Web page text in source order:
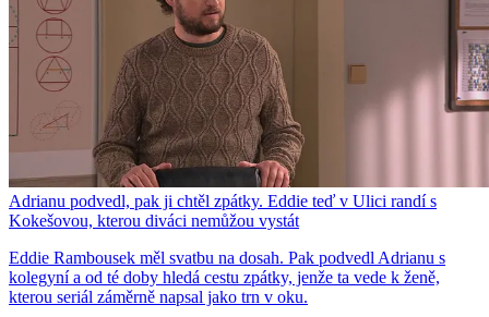
Adrianu podvedl, pak ji chtěl zpátky. Eddie teď v Ulici randí s
Kokešovou, kterou diváci nemůžou vystát
Eddie Rambousek měl svatbu na dosah. Pak podvedl Adrianu s
kolegyní a od té doby hledá cestu zpátky, jenže ta vede k ženě,
kterou seriál záměrně napsal jako trn v oku.